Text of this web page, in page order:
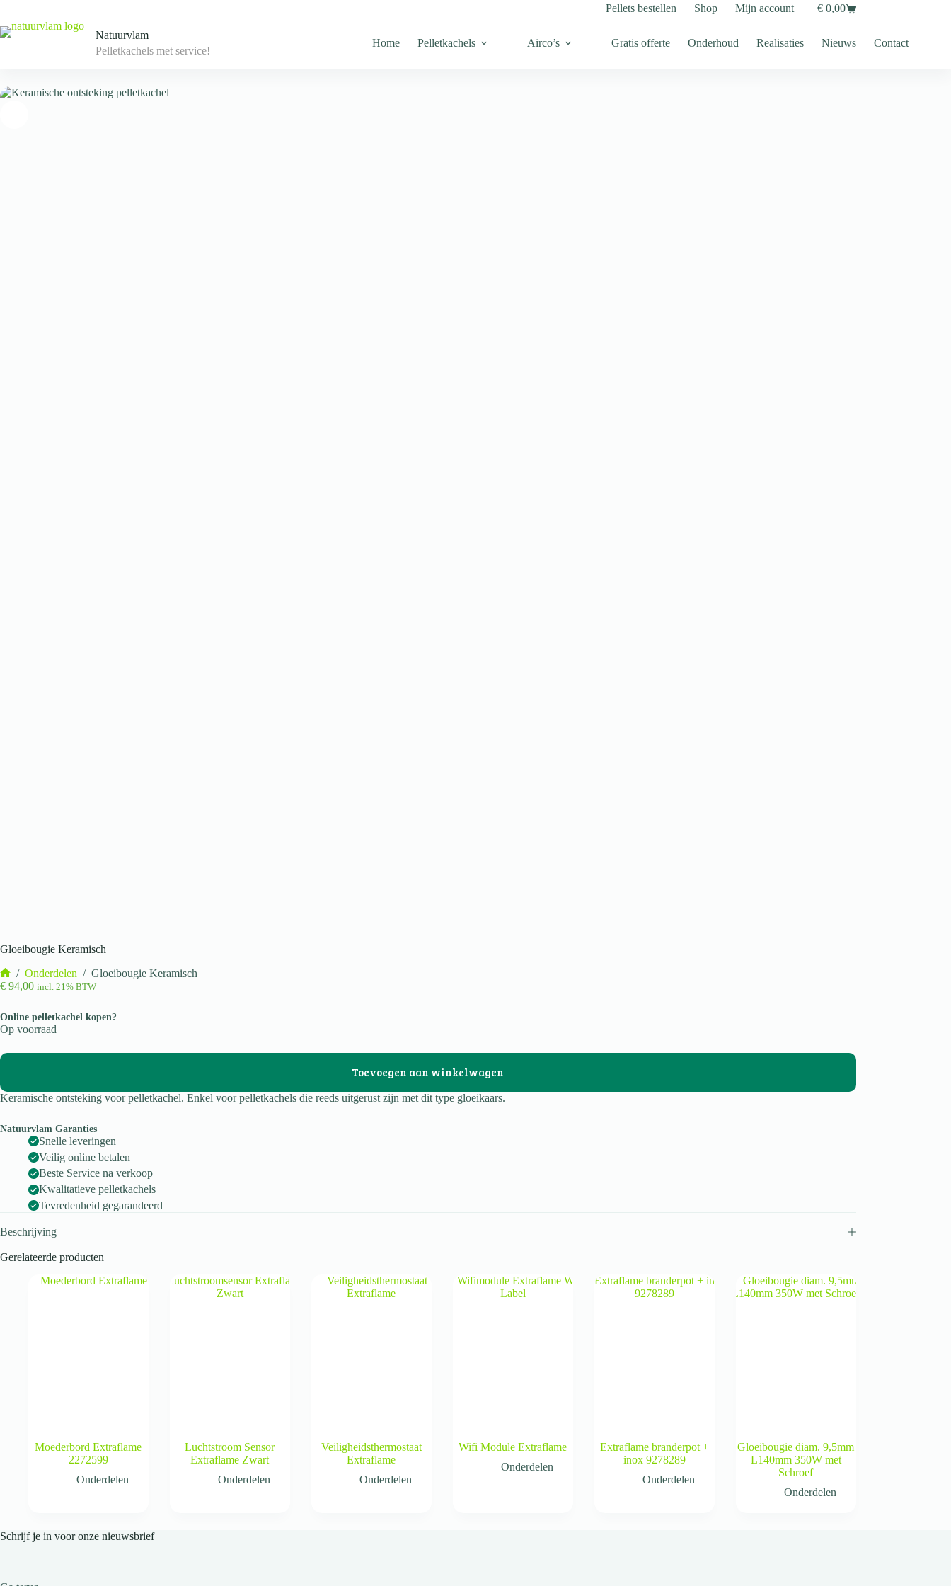
content
Pellets bestellen Shop Mijn account
Shopping
€0,00
Natuurvlam
Pelletkachels met service!
Home Pelletkachels Airco’s Gratis offerte Onderhoud Realisaties Nieuws Contact
Gloeibougie Keramisch
Home
/ Onderdelen / Gloeibougie Keramisch
€ 94,00 incl. 21% BTW
Online pelletkachel kopen?
Op voorraad
Toevoegen aan winkelwagen
Keramische ontsteking voor pelletkachel. Enkel voor pelletkachels die reeds uitgerust zijn met dit type gloeikaars.
Natuurvlam Garanties
Snelle leveringen
Veilig online betalen
Beste Service na verkoop
Kwalitatieve pelletkachels
Tevredenheid gegarandeerd
Beschrijving
Gerelateerde producten
Moederbord Extraflame
2272599
Onderdelen
Luchtstroom Sensor
Extraflame Zwart
Onderdelen
Veiligheidsthermostaat
Extraflame
Onderdelen
Wifi Module Extraflame
Onderdelen
Extraflame branderpot +
inox 9278289
Onderdelen
Gloeibougie diam. 9,5mm
L140mm 350W met
Schroef
Onderdelen
Schrijf je in voor onze nieuwsbrief